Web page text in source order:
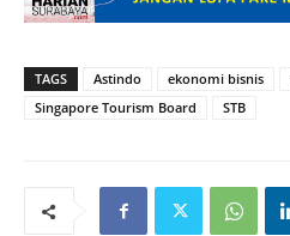
TAGS Astindo ekonomi bisnis
Singapore Tourism Board
STB